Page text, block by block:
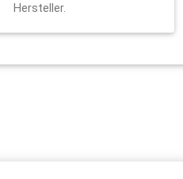
Hersteller.